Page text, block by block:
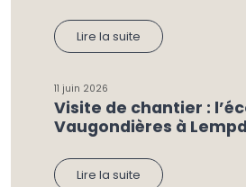
Lire la suite
11 juin 2026
Visite de chantier :
Vaugondières à
Lire la suite